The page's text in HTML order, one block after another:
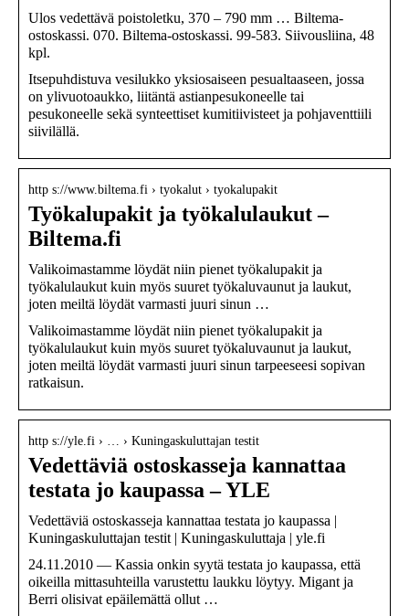
Ulos vedettävä poistoletku, 370 – 790 mm … Biltema-
ostoskassi. 070. Biltema-ostoskassi. 99-583. Siivousliina, 48
kpl.
Itsepuhdistuva vesilukko yksiosaiseen pesualtaaseen, jossa
on ylivuotoaukko, liitäntä astianpesukoneelle tai
pesukoneelle sekä synteettiset kumitiivisteet ja pohjaventtiili
siivilällä.
http s://www.biltema.fi › tyokalut › tyokalupakit
Työkalupakit ja työkalulaukut –
Biltema.fi
Valikoimastamme löydät niin pienet työkalupakit ja
työkalulaukut kuin myös suuret työkaluvaunut ja laukut,
joten meiltä löydät varmasti juuri sinun …
Valikoimastamme löydät niin pienet työkalupakit ja
työkalulaukut kuin myös suuret työkaluvaunut ja laukut,
joten meiltä löydät varmasti juuri sinun tarpeeseesi sopivan
ratkaisun.
http s://yle.fi › … › Kuningaskuluttajan testit
Vedettäviä ostoskasseja kannattaa
testata jo kaupassa – YLE
Vedettäviä ostoskasseja kannattaa testata jo kaupassa |
Kuningaskuluttajan testit | Kuningaskuluttaja | yle.fi
24.11.2010 — Kassia onkin syytä testata jo kaupassa, että
oikeilla mittasuhteilla varustettu laukku löytyy. Migant ja
Berri olisivat epäilemättä ollut …